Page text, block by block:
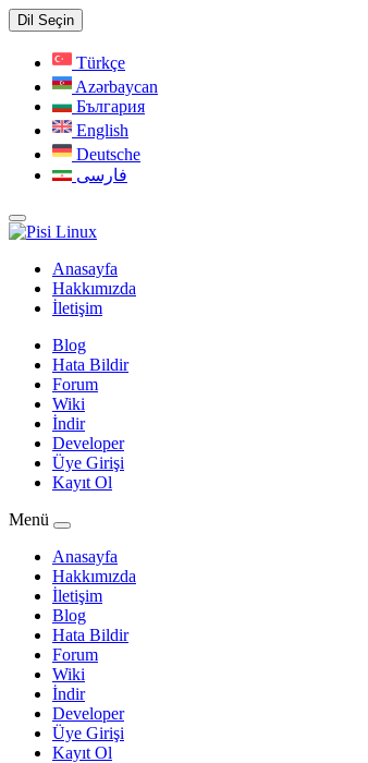
Dil Seçin
Türkçe
Azərbaycan
България
English
Deutsche
فارسی
Anasayfa
Hakkımızda
İletişim
Blog
Hata Bildir
Forum
Wiki
İndir
Developer
Üye Girişi
Kayıt Ol
Menü
Anasayfa
Hakkımızda
İletişim
Blog
Hata Bildir
Forum
Wiki
İndir
Developer
Üye Girişi
Kayıt Ol